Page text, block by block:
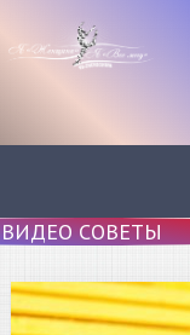
ВИДЕО СОВЕТЫ